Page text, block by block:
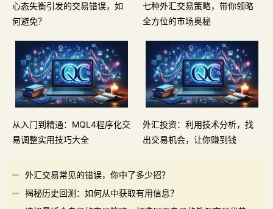
心态失衡引发的交易错误，如
何避免？
七种外汇交易策略，带你领略
全方位的市场奥秘
从入门到精通：MQL4程序化交
易调整实用技巧大全
外汇投资：利用技术分析，找
出交易机会，让你赚到钱
外汇交易常见的错误，你中了多少招？
揭秘历史回测：如何从中获取有用信息？